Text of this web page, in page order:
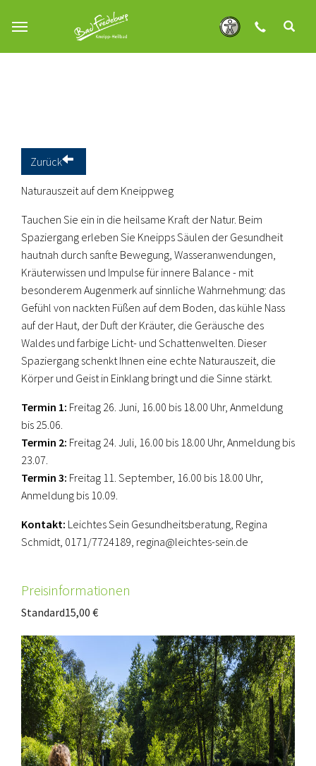
Zurück
Naturauszeit auf dem Kneippweg
Tauchen Sie ein in die heilsame Kraft der Natur. Beim
Spaziergang erleben Sie Kneipps Säulen der Gesundheit
hautnah durch sanfte Bewegung, Wasseranwendungen,
Kräuterwissen und Impulse für innere Balance - mit
besonderem Augenmerk auf sinnliche Wahrnehmung: das
Gefühl von nackten Füßen auf dem Boden, das kühle Nass
auf der Haut, der Duft der Kräuter, die Geräusche des
Waldes und farbige Licht- und Schattenwelten. Dieser
Spaziergang schenkt Ihnen eine echte Naturauszeit, die
Körper und Geist in Einklang bringt und die Sinne stärkt.
Termin 1: Freitag 26. Juni, 16.00 bis 18.00 Uhr, Anmeldung
bis 25.06.
Termin 2: Freitag 24. Juli, 16.00 bis 18.00 Uhr, Anmeldung bis
23.07.
Termin 3: Freitag 11. September, 16.00 bis 18.00 Uhr,
Anmeldung bis 10.09.
Kontakt: Leichtes Sein Gesundheitsberatung, Regina
Schmidt, 0171/7724189, regina@leichtes-sein.de
Preisinformationen
Standard15,00 €